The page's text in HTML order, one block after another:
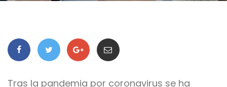
Tras la pandemia por coronavirus se ha